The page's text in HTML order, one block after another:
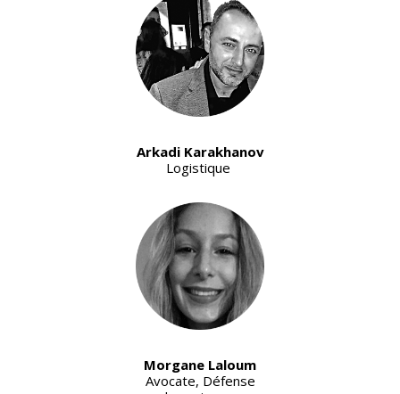
Arkadi Karakhanov
Logistique
Morgane Laloum
Avocate, Défense